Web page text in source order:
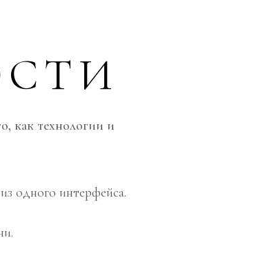
как технологии и
одного интерфейса.